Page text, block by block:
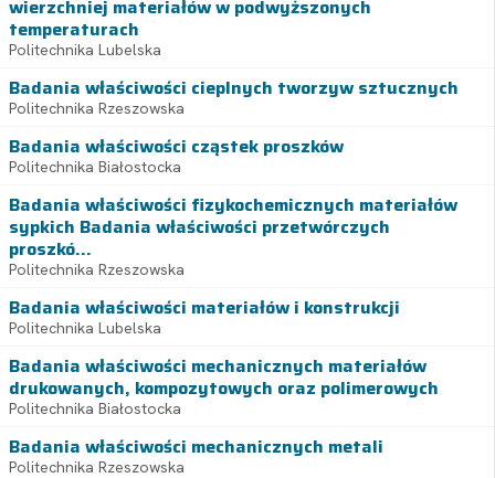
wierzchniej materiałów w podwyższonych
temperaturach
Politechnika Lubelska
Badania właściwości cieplnych tworzyw sztucznych
Politechnika Rzeszowska
Badania właściwości cząstek proszków
Politechnika Białostocka
Badania właściwości fizykochemicznych materiałów
sypkich Badania właściwości przetwórczych
proszkó...
Politechnika Rzeszowska
Badania właściwości materiałów i konstrukcji
Politechnika Lubelska
Badania właściwości mechanicznych materiałów
drukowanych, kompozytowych oraz polimerowych
Politechnika Białostocka
Badania właściwości mechanicznych metali
Politechnika Rzeszowska